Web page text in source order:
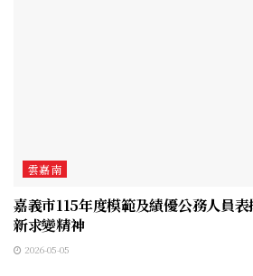
雲嘉南
嘉義市115年度模範及績優公務人員
新求變精神
2026-05-05